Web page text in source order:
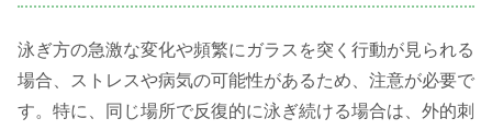
泳ぎ方の急激な変化や頻繁にガラスを突く行動が見られる
場合、ストレスや病気の可能性があるため、注意が必要で
す。特に、同じ場所で反復的に泳ぎ続ける場合は、外的刺